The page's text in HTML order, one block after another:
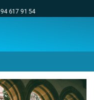
94 617 91 54